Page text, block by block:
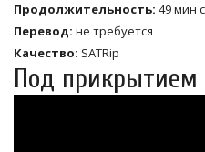
Продолжительность: 49 мин
Перевод: не требуется
Качество: SATRip
Под прикрытием